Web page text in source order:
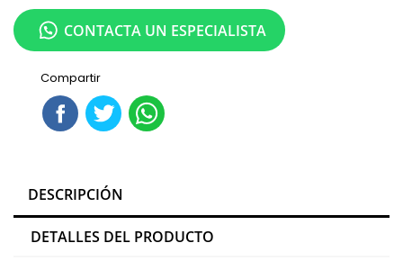
Compartir
CONTACTA UN ESPECIALISTA
DESCRIPCIÓN
DETALLES DEL PRODUCTO